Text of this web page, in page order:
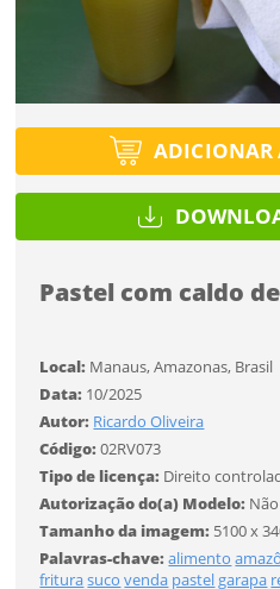
ADICIONAR
Pastel com caldo
Local: Manaus, Amazonas, Brasil
Data: 10/2025
Autor: Ricardo Oliveira
Código:02RV073
Tipo de licença: Direito
Autorização do(a) Modelo: Não
Tamanho da imagem: 5100 x
Palavras-chave:alimento
friturasuco venda pastel garapa
Tipo de projeto
Selecione
Utilização
Tamanho
Título do projeto
Tipo de projeto
Utilização
Formato
Tamanho
Protegido por reCAPTCHA
Desejo receber novidades
Li e concordo com os
Tipo de projeto
Selecione
Utilização
Tamanho
Tamanho G R$ 171,00